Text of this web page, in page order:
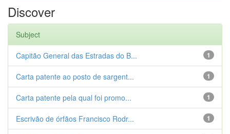
Discover
Subject
1
Capitão General das Estradas do B...
1
Carta patente ao posto de sargent...
1
Carta patente pela qual foi promo...
1
Escrivão de órfãos Francisco Rodr...